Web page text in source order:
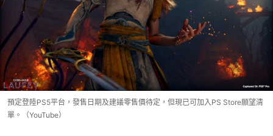
預定登陸PS5平台，發售日期及建議零售價待定，但現已可加入PS Store願望清
單。（YouTube）